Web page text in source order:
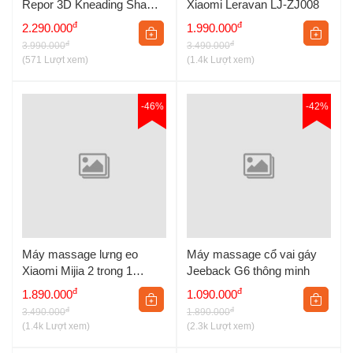
Repor 3D Kneading Shawl
RP-R7
2.290.000đ
3.990.000đ
(571 Lượt xem)
Xiaomi Leravan LJ-ZJ008
1.990.000đ
3.490.000đ
(1.4k Lượt xem)
-46%
Máy massage lưng eo
Xiaomi Mijia 2 trong 1
MJYBAMY01YMYY
1.890.000đ
3.490.000đ
(1.4k Lượt xem)
-42%
Máy massage cổ vai gáy
Jeeback G6 thông minh
1.090.000đ
1.890.000đ
(2.3k Lượt xem)